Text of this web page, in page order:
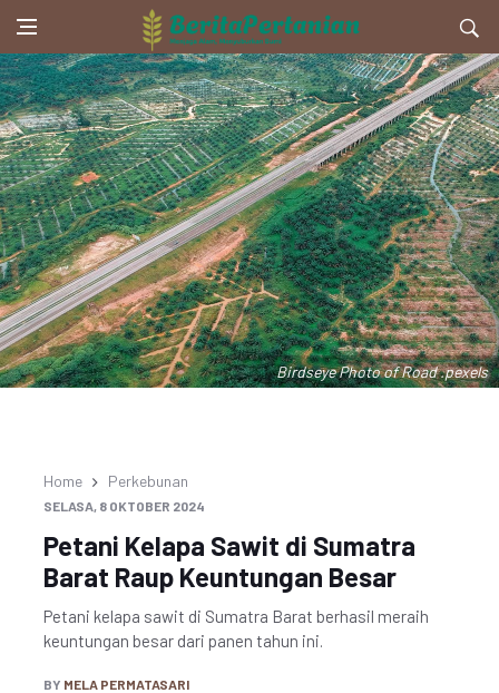
Birdseye Photo of Road .pexels
Home Perkebunan
SELASA, 8 OKTOBER 2024
Petani Kelapa Sawit di Sumatra
Barat Raup Keuntungan Besar
Petani kelapa sawit di Sumatra Barat berhasil meraih
keuntungan besar dari panen tahun ini.
BY MELA PERMATASARI